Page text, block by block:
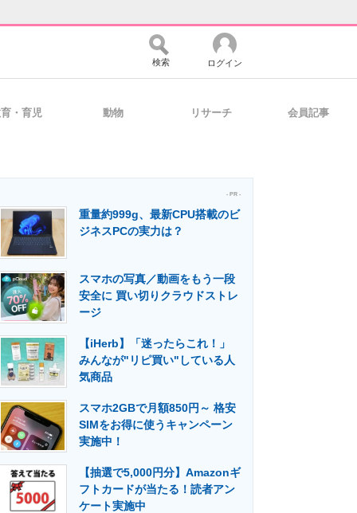
ミュニティ マーケ×ITの今がよく分かる
活用を支援
メディア 建設×テクノロジーの最前線
検索 ログイン
・育児 動物 リサーチ 会員記事
- PR -
重量約999g、最新CPU搭載のビ
ジネスPCの実力は？
スマホの写真／動画をもう一段
安全に 買い切りクラウドストレ
ージ
【iHerb】「迷ったらこれ！」
みんなが"リピ買い"している人
気商品
スマホ2GBで月額850円～ 格安
SIMをお得に使うキャンペーン
実施中！
【抽選で5,000円分】Amazonギ
フトカードが当たる！読者アン
ケート実施中